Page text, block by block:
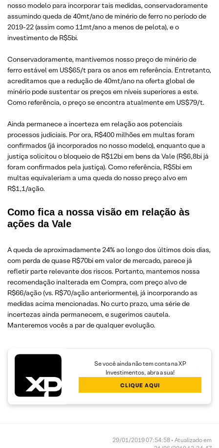
nosso modelo para incorporar tais medidas, conservadoramente
assumindo queda de 40mt/ano de minério de ferro no período de
2019-22 (assim como 11mt/ano a menos de pelota), e o
investimento de R$5bi.
Conservadoramente, mantivemos nosso preço de minério de
ferro estável em US$65/t para os anos em referência. Entretanto,
acreditamos que a redução de 40mt/ano na oferta global de
minério pode sustentar os preços em níveis superiores a este.
Como referência, o preço se encontra atualmente em US$79/t.
Ainda permanece a incerteza em relação aos potenciais
processos judiciais. Por ora, R$400 milhões em multas foram
confirmados (já incorporados no nosso modelo), enquanto que a
justiça solicitou o bloqueio de R$12bi em bens da Vale (R$6,8bi já
foram confirmados pela justiça). Como referência, R$5bi em
multas equivaleriam a uma queda do nosso preço alvo em
R$1,1/ação.
Como fica a nossa visão em relação às
ações da Vale
A queda de aproximadamente 24% ao longo dos últimos dois dias,
com perda de quase R$70bi em valor de mercado, parece já
refletir parte relevante dos riscos. Portanto, mantemos nossa
recomendação inalterada em Compra, com preço alvo de
R$66/ação (vs. R$70/ação anteriormente), já incorporando as
medidas acima mencionadas. No curto prazo, uma série de
incertezas ainda permanecem, e sugerimos cautela.
Manteremos vocês a par de qualquer evolução.
Se você ainda não tem conta na XP
Investimentos, abra a sua!
CLIQUE AQUI
29/01/2019 07:54:58 • Atualizado em